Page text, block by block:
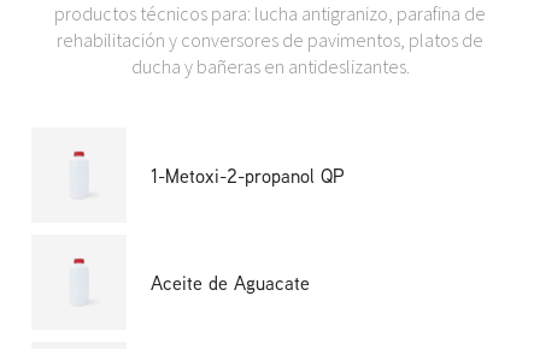
productos técnicos para: lucha antigranizo, parafina de
rehabilitación y conversores de pavimentos, platos de
ducha y bañeras en antideslizantes.
1-Metoxi-2-propanol QP
Aceite de Aguacate